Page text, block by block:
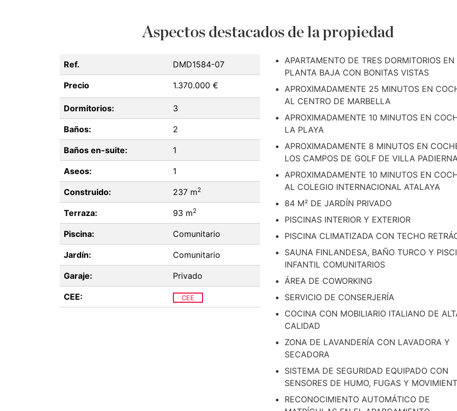
Aspectos destacados de la propiedad
Ref. DMD1584-07
Precio 1.370.000 €
Dormitorios: 3
Baños: 2
Baños en-suite: 1
Aseos: 1
Construido: 237 m2
Terraza: 93 m2
Piscina: Comunitario
Jardín: Comunitario
Garaje: Privado
CEE: CEE
APARTAMENTO DE TRES DORMITORIOS EN
PLANTA BAJA CON BONITAS VISTAS
APROXIMADAMENTE 25 MINUTOS EN
AL CENTRO DE MARBELLA
APROXIMADAMENTE 10 MINUTOS EN
LA PLAYA
APROXIMADAMENTE 8 MINUTOS EN
LOS CAMPOS DE GOLF DE VILLA
APROXIMADAMENTE 10 MINUTOS EN
AL COLEGIO INTERNACIONAL ATALAYA
84 M² DE JARDÍN PRIVADO
PISCINAS INTERIOR Y EXTERIOR
PISCINA CLIMATIZADA CON TECHO
SAUNA FINLANDESA, BAÑO TURCO Y
INFANTIL COMUNITARIOS
ÁREA DE COWORKING
SERVICIO DE CONSERJERÍA
COCINA CON MOBILIARIO ITALIANO DE
CALIDAD
ZONA DE LAVANDERÍA CON LAVADORA Y
SECADORA
SISTEMA DE SEGURIDAD EQUIPADO CON
SENSORES DE HUMO, FUGAS Y
RECONOCIMIENTO AUTOMÁTICO DE